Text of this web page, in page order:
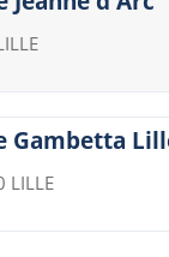
Gambetta
LILLE